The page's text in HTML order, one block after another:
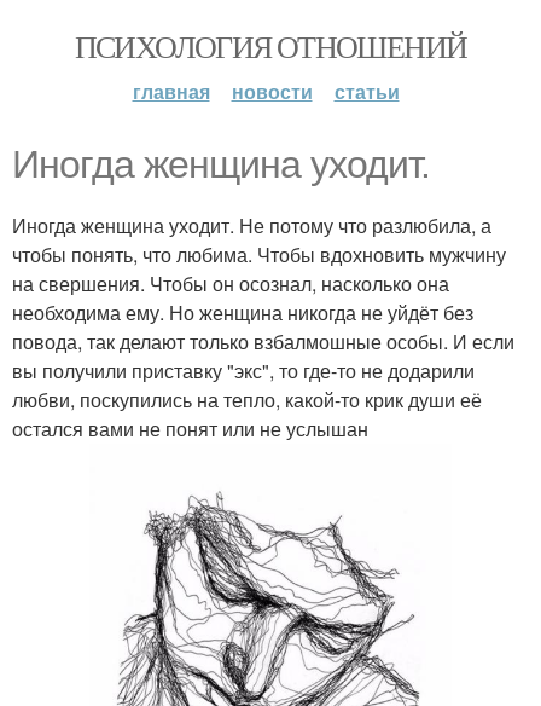
ПСИХОЛОГИЯ ОТНОШЕНИЙ
главная новости статьи
Иногда женщина уходит.
Иногда женщина уходит. Не потому что разлюбила, а
чтобы понять, что любима. Чтобы вдохновить мужчину
на свершения. Чтобы он осознал, насколько она
необходима ему. Но женщина никогда не уйдёт без
повода, так делают только взбалмошные особы. И если
вы получили приставку "экс", то где-то не додарили
любви, поскупились на тепло, какой-то крик души её
остался вами не понят или не услышан